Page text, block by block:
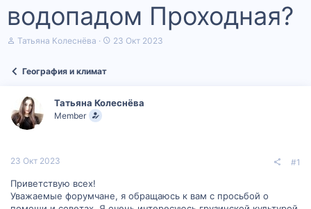
водопадом Проходная?
А
е
м
ы
Татьяна Колеснёва
Д
ч
23 Окт 2023
География и климат
Татьяна Колеснёва
Member
23 Окт 2023 #1
Приветствую всех!
Уважаемые форумчане, я обращаюсь к вам с просьбой о